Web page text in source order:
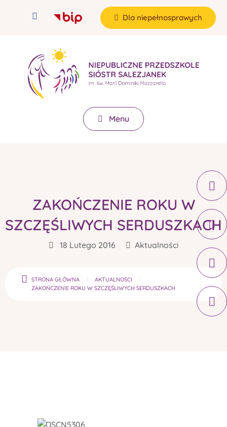
Dla niepełnosprawych
Menu
ZAKOŃCZENIE ROKU W
SZCZĘŚLIWYCH SERDUSZKACH
18 Lutego 2016 Aktualności
STRONA GŁÓWNA
AKTUALNOŚCI
ZAKOŃCZENIE ROKU W SZCZĘŚLIWYCH SERDUSZKACH